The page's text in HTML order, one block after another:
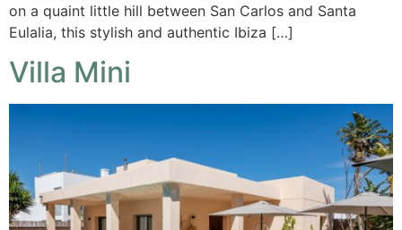
on a quaint little hill between San Carlos and Santa
Eulalia, this stylish and authentic Ibiza […]
Villa Mini